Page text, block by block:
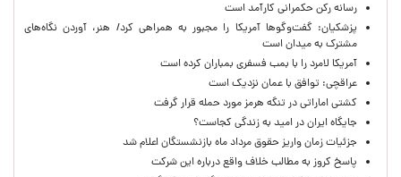
رسانه رکن حکمرانی کارآمد است
پزشکیان: گفت‌وگوها آمریکا را مجبور به همراهی کرد/ هنر، آوردن نگاه‌های
مشترک به میدان است
آمریکا لامرد را با بمب فسفری بمباران کرده است
عراقچی: توافق با عمان نزدیک است
کشتی اماراتی در تنگه هرمز مورد حمله قرار گرفت
جایگاه ایران در امید به زندگی کجاست؟
جزئیات زمان واریز حقوق مرداد ماه بازنشستگان اعلام شد
پاسخ کروز به مطالب خلاف واقع درباره این شرکت